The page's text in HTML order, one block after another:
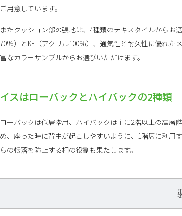
ご用意しています。
またクッション部の張地は、4種類のテキスタイルからお
70%）とKF（アクリル100%）、通気性と耐久性に優れた
富なカラーサンプルからお選びいただけます。
イスはローバックとハイバックの2種類
ローバックは低層階用、ハイバックは主に2階以上の高層
め、座った時に背中が起こしやすいように、1階席に利用
らの転落を防止する柵の役割も果たします。